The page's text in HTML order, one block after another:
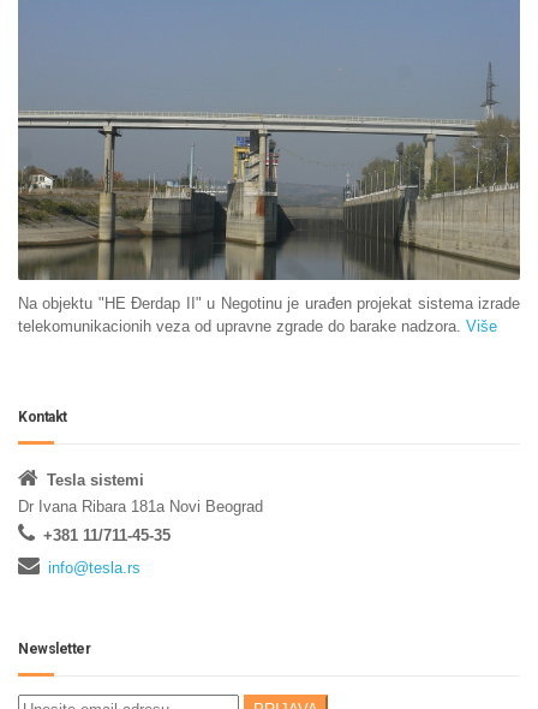
Na objektu "HE Đerdap II" u Negotinu je urađen projekat sistema izrade
telekomunikacionih veza od upravne zgrade do barake nadzora. Više
Kontakt
Tesla sistemi
Dr Ivana Ribara 181a Novi Beograd
+381 11/711-45-35
info@tesla.rs
Newsletter